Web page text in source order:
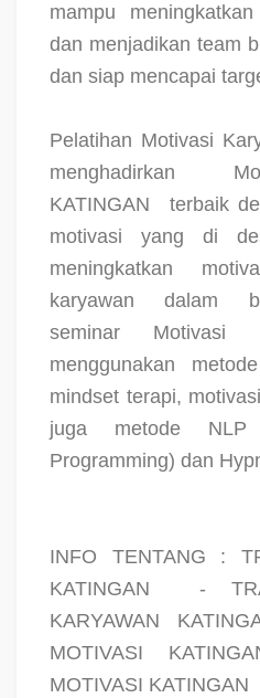
mampu
dan menjadikan team
dan siap mencapai
Pelatihan Motivasi
menghadirkan
KATINGAN
terbaik
motivasi yang di
meningkatkan
karyawan dalam
seminar Motivasi
menggunakan
mindset terapi,
juga metode NLP
Programming) dan
INFO TENTANG :
KATINGAN
-
KARYAWAN
MOTIVASI
MOTIVASI KATINGAN